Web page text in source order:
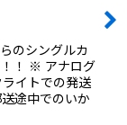
のシングルカ
！ ※ アナログ
イトでの発送
途中でのいか